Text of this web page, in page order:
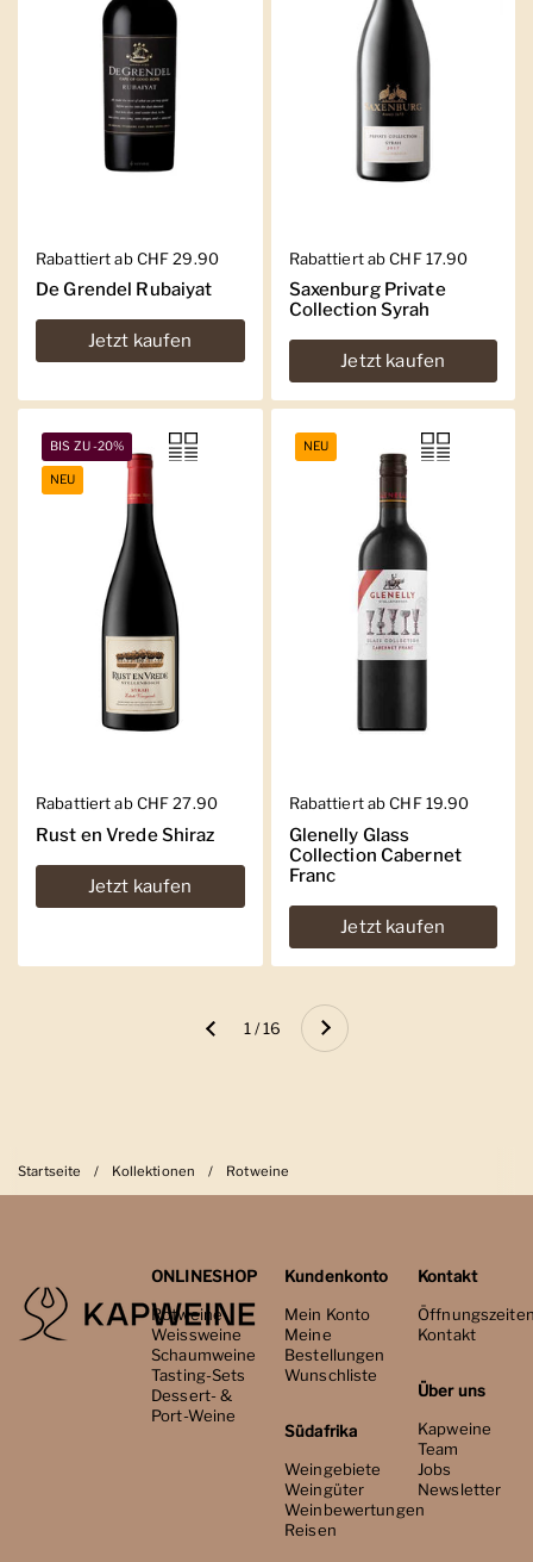
Regulärer Preis
Rabattiert ab CHF 29.90
De Grendel Rubaiyat
Jetzt kaufen
Regulärer Preis
Rabattiert ab CHF 17.90
Saxenburg Private
Collection Syrah
Jetzt kaufen
Regulärer Preis
Rabattiert ab CHF 27.90
Rust en Vrede Shiraz
Jetzt kaufen
BIS ZU -20%
NEU
Regulärer Preis
Rabattiert ab CHF 19.90
Glenelly Glass
Collection Cabernet
Franc
Jetzt kaufen
NEU
Zurück 1 / 16 Weiter
Startseite / Kollektionen / Rotweine
ONLINESHOP
Rotweine
Weissweine
Schaumweine
Tasting-Sets
Dessert- &
Port-Weine
Kundenkonto
Mein Konto
Meine
Bestellungen
Wunschliste
Südafrika
Weingebiete
Weingüter
Weinbewertungen
Reisen
Kontakt
Kontakt
Über uns
Kapweine
Team
Jobs
Newsletter